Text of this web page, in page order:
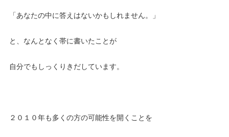
「あなたの中に答えはないかもしれません。」
と、なんとなく帯に書いたことが
自分でもしっくりきだしています。
２０１０年も多くの方の可能性を開くことを